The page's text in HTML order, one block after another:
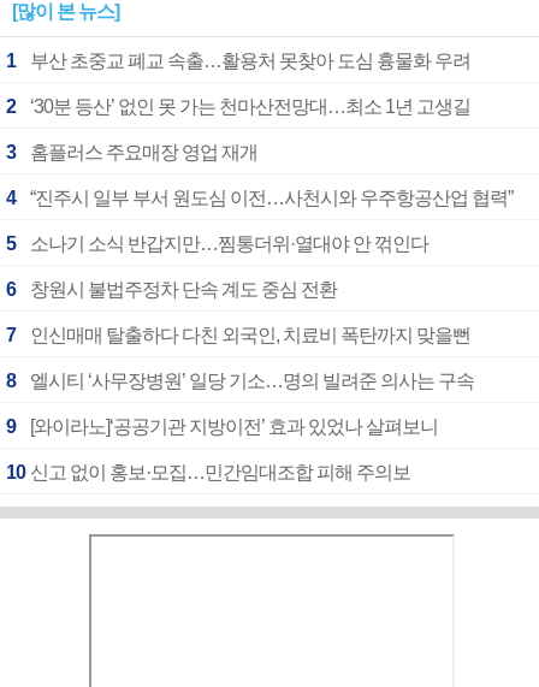
[많이 본 뉴스]
1 부산 초중교 폐교 속출…활용처 못찾아 도심 흉물화 우려
2 ‘30분 등산’ 없인 못 가는 천마산전망대…최소 1년 고생길
3 홈플러스 주요매장 영업 재개
4 “진주시 일부 부서 원도심 이전…사천시와 우주항공산업 협력”
5 소나기 소식 반갑지만…찜통더위·열대야 안 꺾인다
6 창원시 불법주정차 단속 계도 중심 전환
7 인신매매 탈출하다 다친 외국인, 치료비 폭탄까지 맞을뻔
8 엘시티 ‘사무장병원’ 일당 기소…명의 빌려준 의사는 구속
9 [와이라노]‘공공기관 지방이전’ 효과 있었나 살펴보니
10 신고 없이 홍보·모집…민간임대조합 피해 주의보